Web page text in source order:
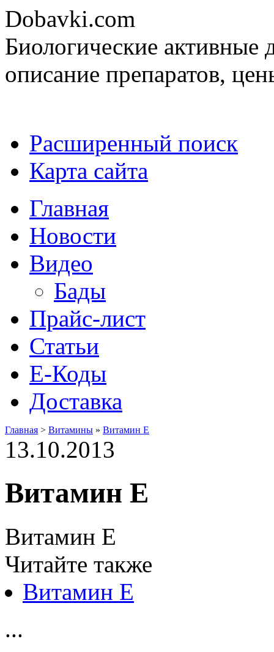
Dobavki.com
Биологические активные
описание препаратов,
Расширенный поиск
Карта сайта
Главная
Новости
Видео
Бады
Прайс-лист
Статьи
Е-Коды
Доставка
Главная > Витамины » Витамин Е
13.10.2013
Витамин Е
Витамин Е
Читайте также
Витамин Е
...